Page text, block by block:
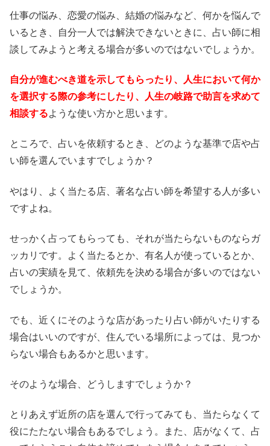
仕事の悩み、恋愛の悩み、結婚の悩みなど、何かを悩んで
いるとき、自分一人では解決できないときに、占い師に相
談してみようと考える場合が多いのではないでしょうか。
自分が進むべき道を示してもらったり、人生において何か
を選択する際の参考にしたり、人生の岐路で助言を求めて
相談するような使い方かと思います。
ところで、占いを依頼するとき、どのような基準で店や占
い師を選んでいますでしょうか？
やはり、よく当たる店、著名な占い師を希望する人が多い
ですよね。
せっかく占ってもらっても、それが当たらないものならガ
ッカリです。よく当たるとか、有名人が使っているとか、
占いの実績を見て、依頼先を決める場合が多いのではない
でしょうか。
でも、近くにそのような店があったり占い師がいたりする
場合はいいのですが、住んでいる場所によっては、見つか
らない場合もあるかと思います。
そのような場合、どうしますでしょうか？
とりあえず近所の店を選んで行ってみても、当たらなくて
役にたたない場合もあるでしょう。また、店がなくて、占